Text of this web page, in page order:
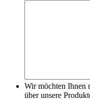
Wir möchten Ihnen
über unsere